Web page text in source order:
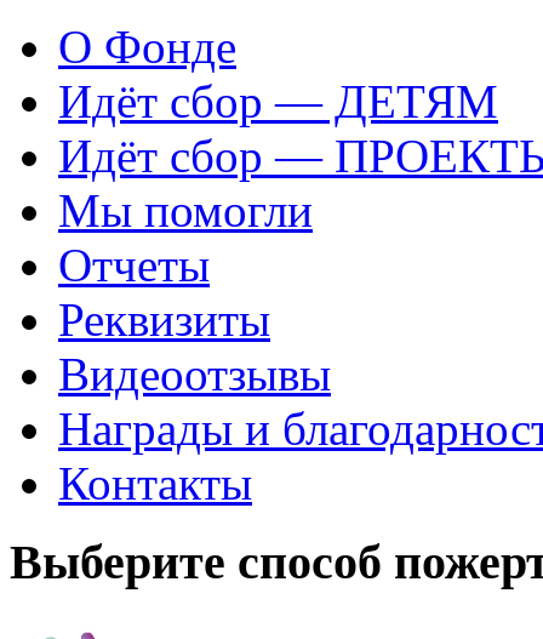
О Фонде
Идёт сбор — ДЕТЯМ
Идёт сбор —
Мы помогли
Отчеты
Реквизиты
Видеоотзывы
Награды и
Контакты
Выберите способ